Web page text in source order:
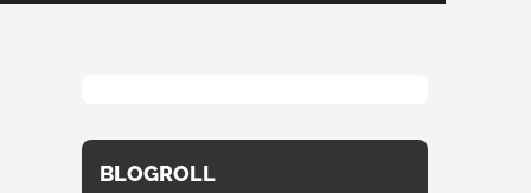
BLOGROLL